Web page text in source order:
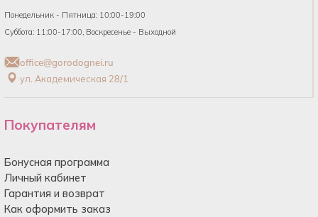
Понедельник - Пятница: 10:00-19:00
Суббота: 11:00-17:00, Воскресенье - Выходной
office@gorodognei.ru
ул. Академическая 28/1
Покупателям
Бонусная программа
Личный кабинет
Гарантия и возврат
Как оформить заказ